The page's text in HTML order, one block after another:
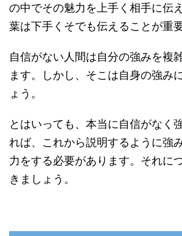
の中でその魅力を上手く相手に伝
葉は下手くそでも伝えることが重要
自信がない人間は自分の強みを複
ます。しかし、そこは自身の強み
ょう。
とはいっても、本当に自信がなく
れば、これから説明するように強
力をする必要があります。それに
きましょう。